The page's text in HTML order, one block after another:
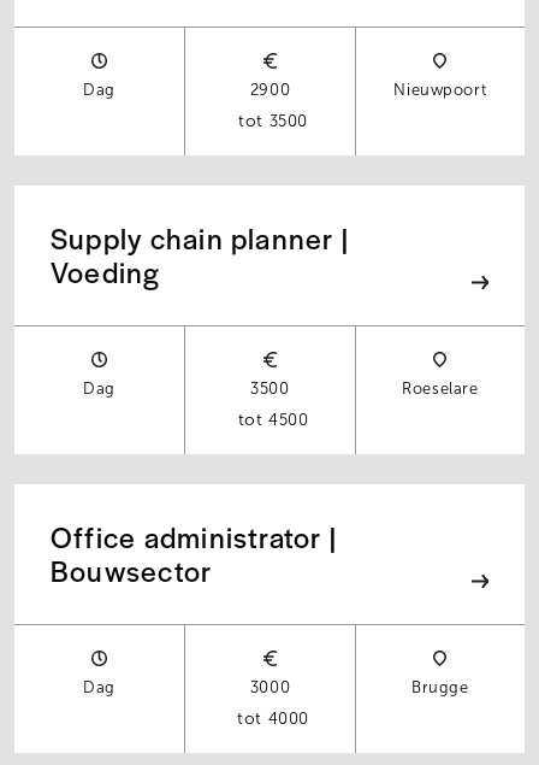
Dag
2900
3500
Nieuwpoort
Supply chain planner |
Voeding
Dag
3500
4500
Roeselare
Office administrator |
Bouwsector
Dag
3000
4000
Brugge